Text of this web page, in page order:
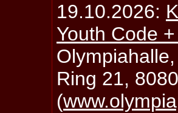
19.10.2026:
Youth Code
Ring 21,
(